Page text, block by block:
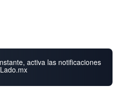
activa las notificaciones